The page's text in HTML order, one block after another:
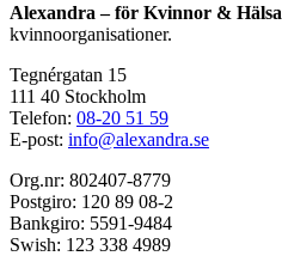
Alexandra – för Kvinnor & Hälsa
kvinnoorganisationer.
Tegnérgatan 15
111 40 Stockholm
Telefon: 08-20 51 59
E-post: info@alexandra.se
Org.nr: 802407-8779
Postgiro: 120 89 08-2
Bankgiro: 5591-9484
Swish: 123 338 4989